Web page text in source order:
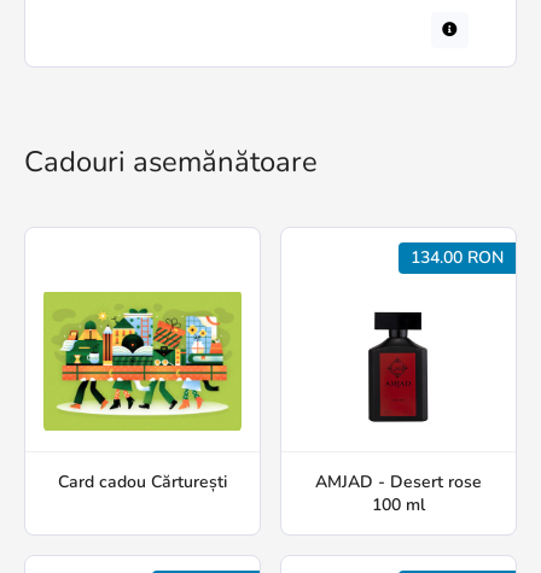
Cadouri asemănătoare
Card cadou Cărturești
134.00 RON
AMJAD - Desert rose
100 ml